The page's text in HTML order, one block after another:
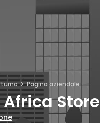
Pagina aziendale
Africa Store